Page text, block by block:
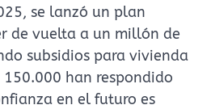
se lanzó un plan
de vuelta a un millón de
subsidios para vivienda
han respondido
en el futuro es